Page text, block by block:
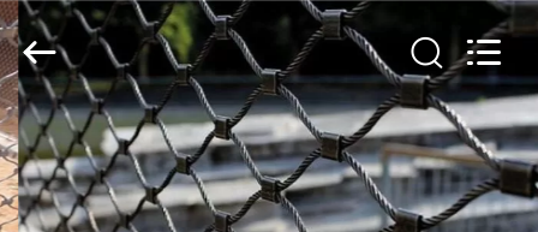
MAISON
PRODUITS
câble
métallique
d'acier
inoxydable
Fournisseur.
Copyright
©
2018
-
2020
decorativeropemesh.com.
All
Rights
Reserved.